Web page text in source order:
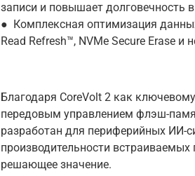
записи и повышает долговечность
● Комплексная оптимизация
Read Refresh™, NVMe Secure Erase
Благодаря CoreVolt 2 как
передовым управлением флэш-
разработан для периферийных ИИ-
производительности
решающее значение.